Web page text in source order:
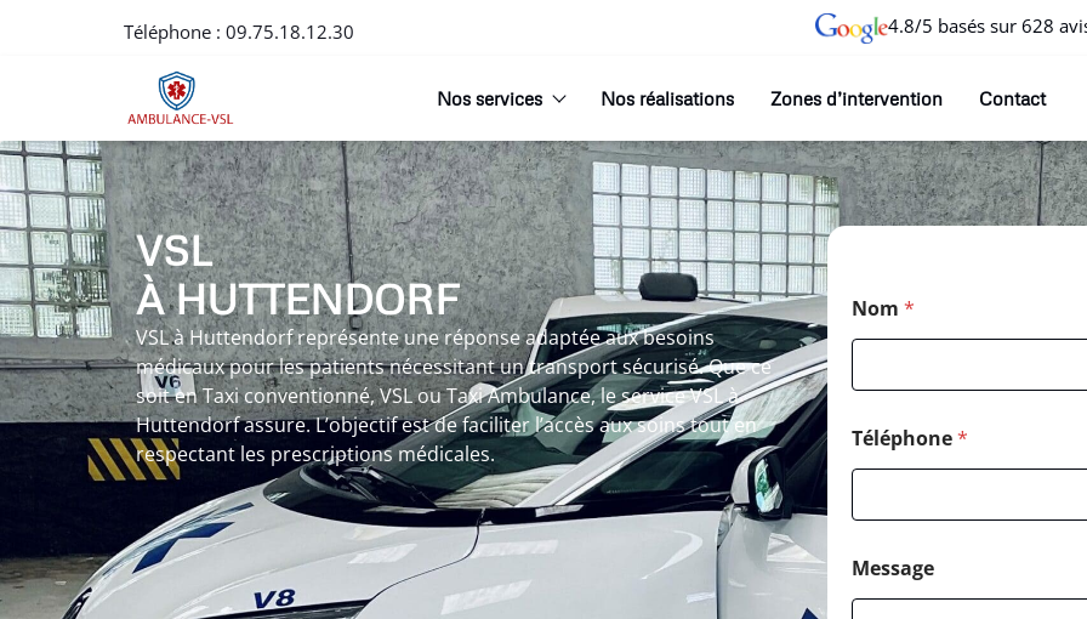
Téléphone : 09.75.18.12.30 4.8/5 basés sur 628
Nos services Nos réalisations Zones d’intervention Contact
VSL
À HUTTENDORF
VSL à Huttendorf représente une réponse adaptée aux besoins
médicaux pour les patients nécessitant un transport sécurisé. Que ce
soit en Taxi conventionné, VSL ou Taxi Ambulance, le service VSL à
Huttendorf assure. L’objectif est de faciliter l’accès aux soins tout en
respectant les prescriptions médicales.
Nom *
Téléphone*
Message